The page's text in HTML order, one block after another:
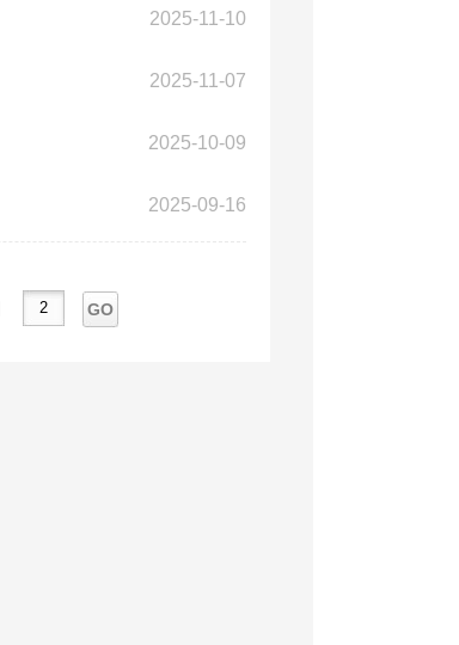
2025-11-10
2025-11-07
2025-10-09
2025-09-16
GO